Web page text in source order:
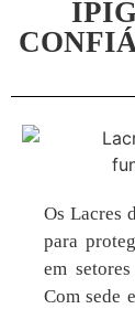
Os Lacres
para
em
Com sede